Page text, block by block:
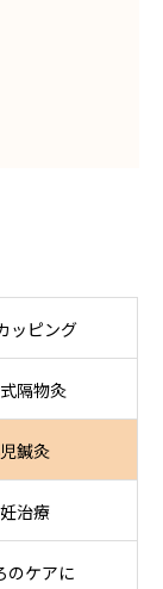
ッピング
隔物灸
鍼灸
治療
のケアに